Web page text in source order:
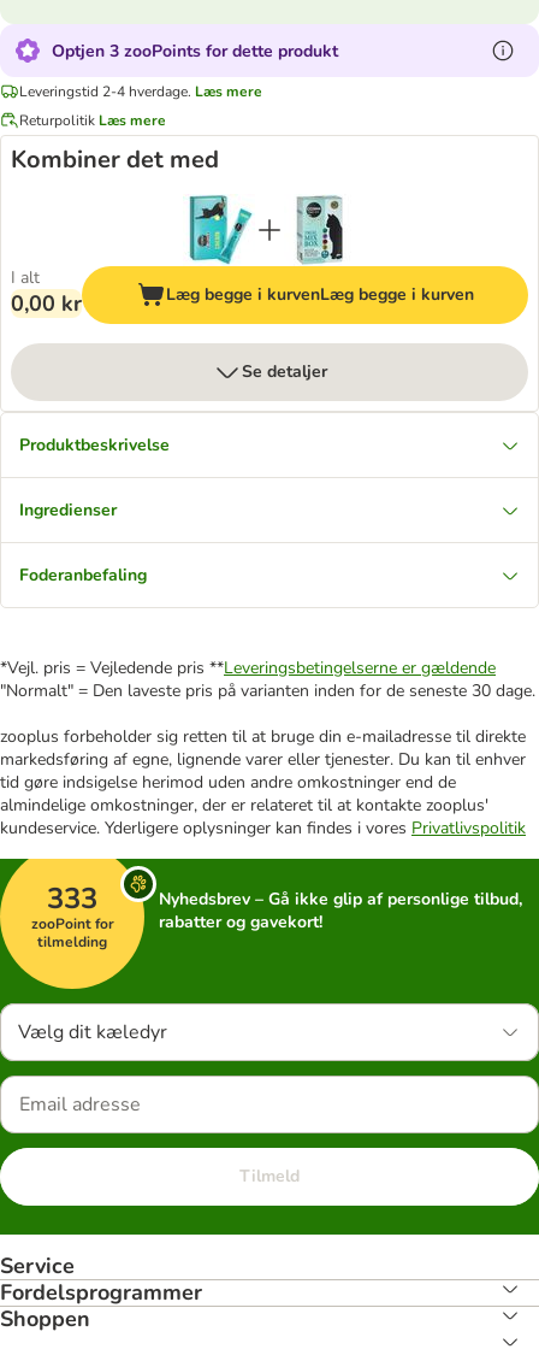
Optjen 3 zooPoints for dette produkt
Leveringstid 2-4 hverdage. Læs mere
Returpolitik Læs mere
Kombiner det med
I alt
0,00 kr Læg begge i kurvenLæg begge i kurven
Se detaljer
Produktbeskrivelse
Ingredienser
Foderanbefaling
*Vejl. pris = Vejledende pris **Leveringsbetingelserne er gældende
"Normalt" = Den laveste pris på varianten inden for de seneste 30 dage.
zooplus forbeholder sig retten til at bruge din e-mailadresse til direkte
markedsføring af egne, lignende varer eller tjenester. Du kan til enhver
tid gøre indsigelse herimod uden andre omkostninger end de
almindelige omkostninger, der er relateret til at kontakte zooplus'
kundeservice. Yderligere oplysninger kan findes i vores Privatlivspolitik
333
zooPoint for
tilmelding
Nyhedsbrev – Gå ikke glip af personlige tilbud,
rabatter og gavekort!
Vælg dit kæledyr
Tilmeld
Service
Fordelsprogrammer
Shoppen